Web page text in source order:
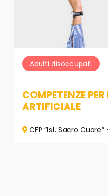
Adulti disoccupati
COMPETENZE
ARTIFICIALE
CFP “Ist. Sacro